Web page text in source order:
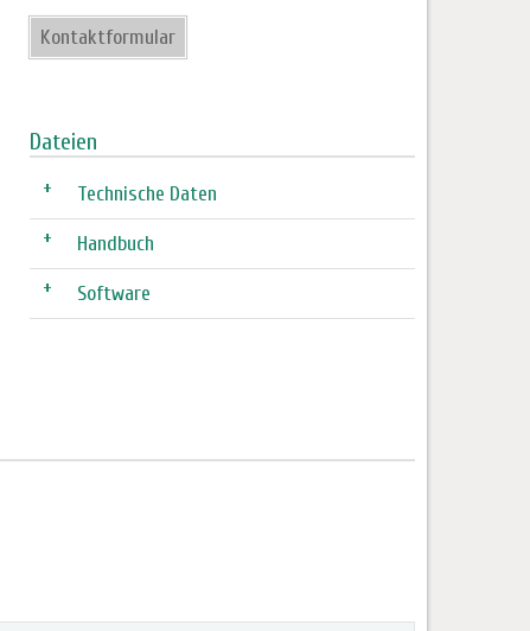
Kontaktformular
Dateien
+ Technische Daten
+ Handbuch
+ Software